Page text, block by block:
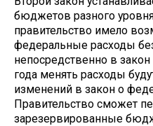
бюджетов разного
правительство имело
федеральные расходы
непосредственно в
года менять расходы
изменений в закон о
Правительство сможет
зарезервированные